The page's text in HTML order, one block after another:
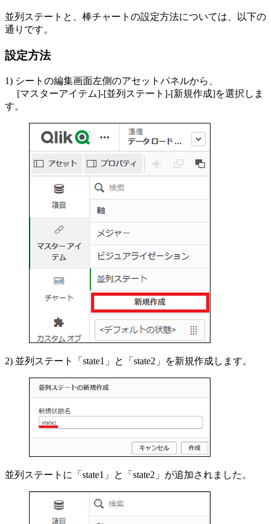
並列ステートと、棒チャートの設定方法については、以下の
通りです。
設定方法
1) シートの編集画面左側のアセットパネルから、
[マスターアイテム]-[並列ステート]-[新規作成]を選択しま
す。
2) 並列ステート「state1」と「state2」を新規作成します。
並列ステートに「state1」と「state2」が追加されました。